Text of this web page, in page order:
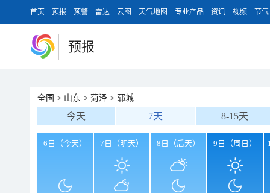
首页 预报 预警 雷达 云图 天气地图 专业产品 资讯 视频 节气
预报
全国 > 山东 > 菏泽 > 郓城
今天 7天 8-15天
6日（今天） 7日（明天） 8日（后天） 9日（周日）